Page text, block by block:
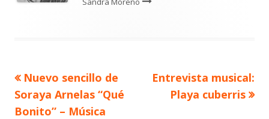
Navegación
de
Artículo
anterior
Nuevo sencillo de
Soraya Arnelas “Qué
Bonito” – Música
Artículo
siguiente
Entrevista musical:
Playa cuberris